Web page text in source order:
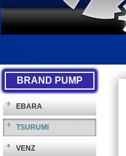
BRAND PUMP
EBARA
TSURUMI
VENZ